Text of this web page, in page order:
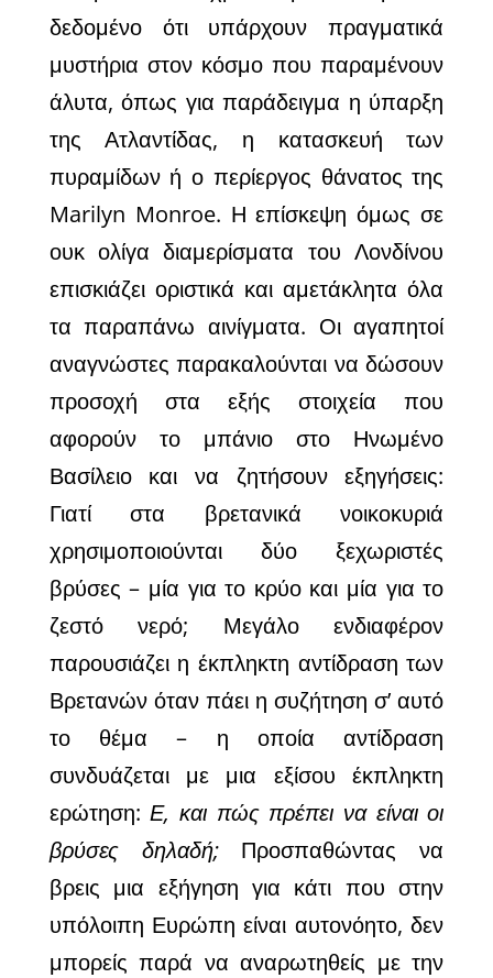
δεδομένο ότι υπάρχουν πραγματικά
μυστήρια στον κόσμο που παραμένουν
άλυτα, όπως για παράδειγμα η ύπαρξη
της Ατλαντίδας, η κατασκευή των
πυραμίδων ή ο περίεργος θάνατος της
Marilyn Monroe. Η επίσκεψη όμως σε
ουκ ολίγα διαμερίσματα του Λονδίνου
επισκιάζει οριστικά και αμετάκλητα όλα
τα παραπάνω αινίγματα. Οι αγαπητοί
αναγνώστες παρακαλούνται να δώσουν
προσοχή στα εξής στοιχεία που
αφορούν το μπάνιο στο Ηνωμένο
Βασίλειο και να ζητήσουν εξηγήσεις:
Γιατί στα βρετανικά νοικοκυριά
χρησιμοποιούνται δύο ξεχωριστές
βρύσες – μία για το κρύο και μία για το
ζεστό νερό; Μεγάλο ενδιαφέρον
παρουσιάζει η έκπληκτη αντίδραση των
Βρετανών όταν πάει η συζήτηση σ’ αυτό
το θέμα – η οποία αντίδραση
συνδυάζεται με μια εξίσου έκπληκτη
ερώτηση:Ε, και πώς πρέπει να είναι οι
βρύσες δηλαδή; Προσπαθώντας να
βρεις μια εξήγηση για κάτι που στην
υπόλοιπη Ευρώπη είναι αυτονόητο, δεν
μπορείς παρά να αναρωτηθείς με την